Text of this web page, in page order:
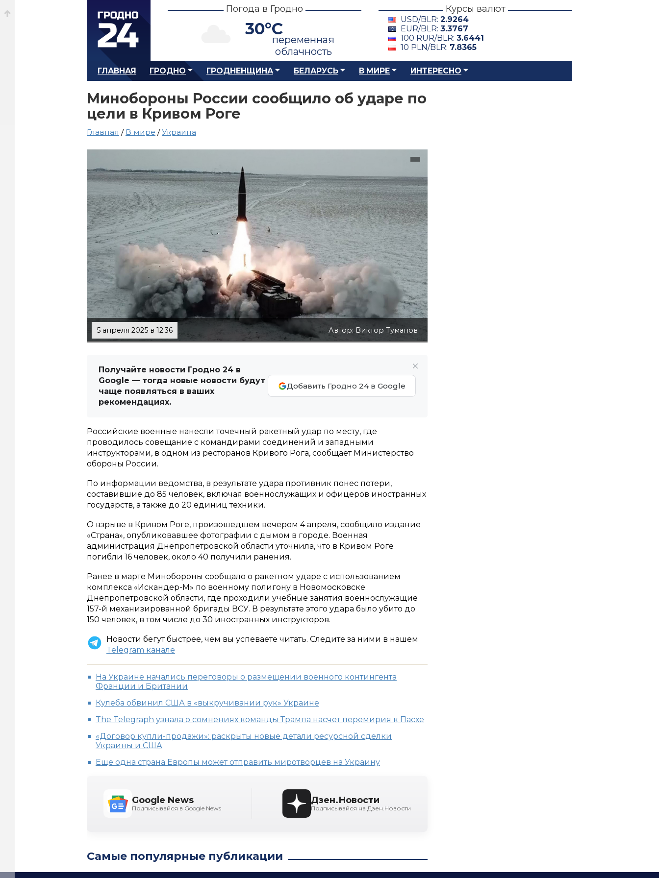
Погода в Гродно
30°C
переменная
облачность
Курсы валют
USD/BLR: 2.9264
EUR/BLR: 3.3767
100 RUR/BLR: 3.6441
10 PLN/BLR: 7.8365
ГЛАВНАЯ ГРОДНО ГРОДНЕНЩИНА БЕЛАРУСЬ В МИРЕ ИНТЕРЕСНО
Минобороны России сообщило об ударе по
цели в Кривом Роге
Главная / В мире /Украина
5 апреля 2025 в 12:36 Автор: Виктор Туманов
Получайте новости Гродно 24 в
Google — тогда новые новости будут
чаще появляться в ваших
рекомендациях.
Добавить Гродно 24 в Google
Российские военные нанесли точечный ракетный удар по месту, где
проводилось совещание с командирами соединений и западными
инструкторами, в одном из ресторанов Кривого Рога, сообщает Министерство
обороны России.
По информации ведомства, в результате удара противник понес потери,
составившие до 85 человек, включая военнослужащих и офицеров иностранных
государств, а также до 20 единиц техники.
О взрыве в Кривом Роге, произошедшем вечером 4 апреля, сообщило издание
«Страна», опубликовавшее фотографии с дымом в городе. Военная
администрация Днепропетровской области уточнила, что в Кривом Роге
погибли 16 человек, около 40 получили ранения.
Ранее в марте Минобороны сообщало о ракетном ударе с использованием
комплекса «Искандер-М» по военному полигону в Новомосковске
Днепропетровской области, где проходили учебные занятия военнослужащие
157-й механизированной бригады ВСУ. В результате этого удара было убито до
150 человек, в том числе до 30 иностранных инструкторов.
Новости бегут быстрее, чем вы успеваете читать. Следите за ними в нашем
Telegram канале
На Украине начались переговоры о размещении военного контингента
Франции и Британии
Кулеба обвинил США в «выкручивании рук» Украине
The Telegraph узнала о сомнениях команды Трампа насчет перемирия к Пасхе
«Договор купли-продажи»: раскрыты новые детали ресурсной сделки
Украины и США
Еще одна страна Европы может отправить миротворцев на Украину
Google News
Подписывайся в Google News
Дзен.Новости
Подписывайся на Дзен.Новости
Самые популярные публикации